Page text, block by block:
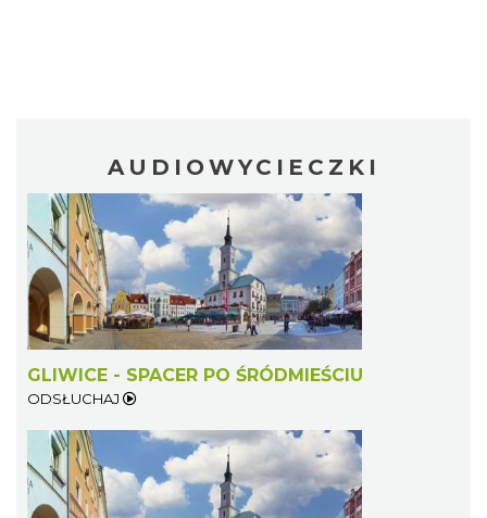
AUDIOWYCIECZKI
GLIWICE - SPACER PO ŚRÓDMIEŚCIU
ODSŁUCHAJ